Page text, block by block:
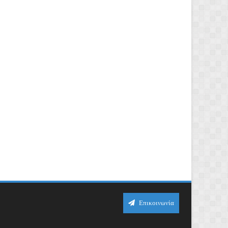
Επικοινωνία